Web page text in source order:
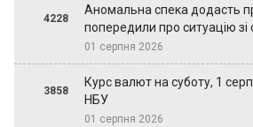
4228
Аномальна спека додасть
попередили про ситуацію зі
01 серпня 2026
3858
Курс валют на суботу, 1
НБУ
01 серпня 2026